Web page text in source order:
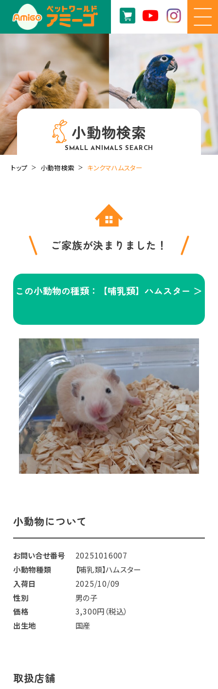
小動物検索
SMALL ANIMALS SEARCH
トップ 小動物検索 キンクマハムスター
ご家族が決まりました！
この小動物の種類：【哺乳類】ハムスター ＞
小動物について
お問い合せ番号
20251016007
小動物種類
【哺乳類】ハムスター
入荷日
2025/10/09
性別
男の子
価格
3,300円（税込）
出生地
国産
取扱店舗